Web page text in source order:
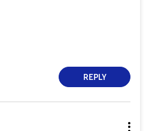
REPLY